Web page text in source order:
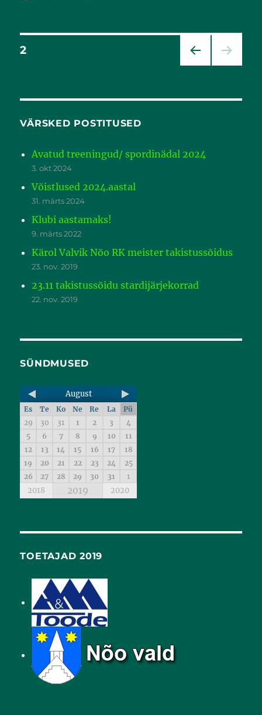
2
VÄRSKED POSTITUSED
Avatud treeningud/ spordinädal 2024
3. okt 2024
Võistlused 2024.aastal
31. märts 2024
Klubi aastamaks!
9. märts 2022
Kärol Valvik Nõo RK meister takistussõidus
23. nov. 2019
23.11 takistussõidu stardijärjekorrad
22. nov. 2019
SÜNDMUSED
August
Es Te Ko Ne Re La
Pü
29
30 31 1 2 3
4
5
6 7 8 9 10
11
12
13 14 15 16 17
18
19
20 21 22 23 24
25
26
27 28 29 30 31 1
2018 2019 2020
TOETAJAD 2019